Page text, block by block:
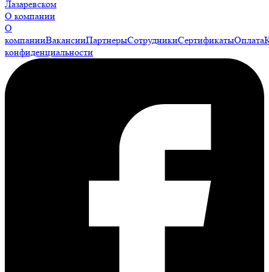
Лазаревском
О компании
О
компанииВакансииПартнерыСотрудникиСертификатыОплата
конфиденциальности